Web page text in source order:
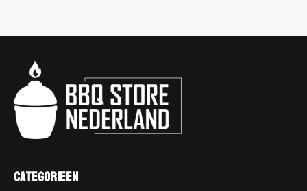
Categorieen